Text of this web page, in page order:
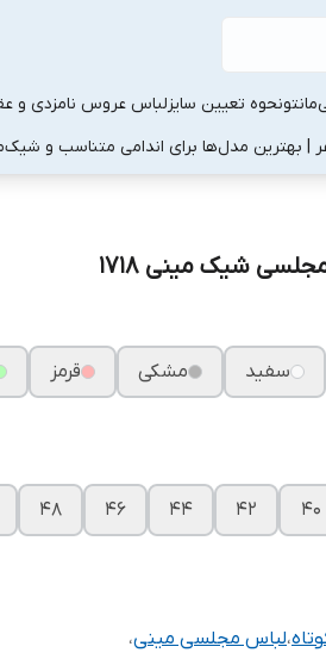
مانتونحوه تعیین سایزلباس عروس نامزدی و
| بهترین مدل‌ها برای اندامی متناسب و شیک
شیک مینی ۱۷۱۸
سفید مشکی قرمز
۴۰ ۴۲ ۴۴ ۴۶ ۴۸
،لباس مجلسی مینی،